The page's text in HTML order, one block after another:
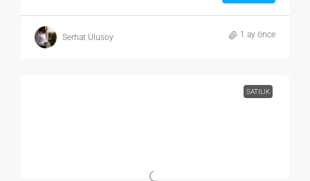
Serhat Ulusoy 1 ay önce
SATILIK